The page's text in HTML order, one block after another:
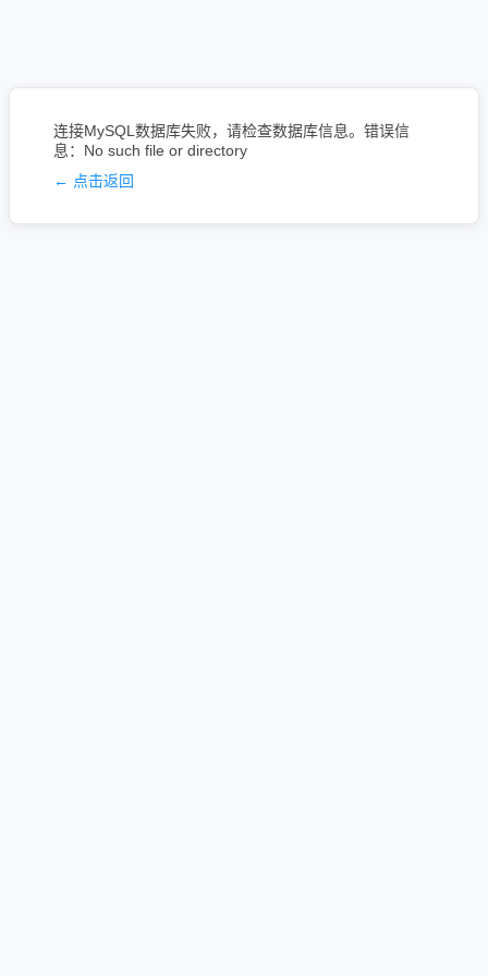
连接MySQL数据库失败，请检查数据库信息。错误信
息：No such file or directory
← 点击返回